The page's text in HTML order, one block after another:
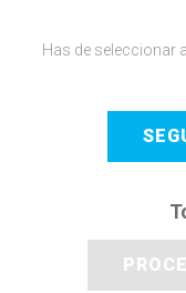
Has de seleccionar